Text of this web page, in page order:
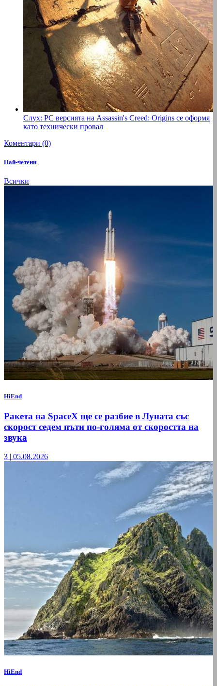
Слух: РС версията на Assassin's Creed: Origins се оформя
като технически провал
Коментари (0)
Най-четени
Всички
HiEnd
Ракета на SpaceX ще се разбие в Луната със
скорост седем пъти по-голяма от скоростта на
звука
3 | 05.08.2026
HiEnd